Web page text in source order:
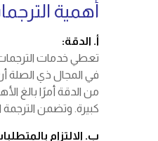
أهمية
أ. الدقة:
تعطي خدمات الترجمات
في المجال ذي الصلة
من الدقة أمرًا بالغ
كبيرة. وتضمن الترجمة
ب. الالتزام